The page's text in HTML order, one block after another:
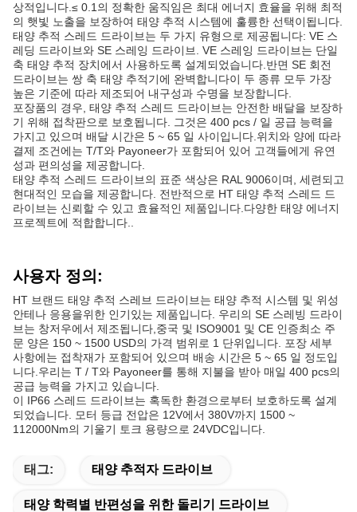
상적입니다.≤ 0.1의 정확한 움직임은 최대 에너지 효율을 위해 최적
의 햇빛 노출을 보장하여 태양 추적 시스템에 훌륭한 선택이됩니다.
태양 추적 스레드 드라이브는 두 가지 유형으로 제공됩니다: VE 스
레딩 드라이브와 SE 스레잉 드라이브. VE 스레잉 드라이브는 단일
축 태양 추적 장치에서 사용하도록 설계되었습니다.반면 SE 회전
드라이브는 쌍 축 태양 추적기에 완벽합니다이 두 종류 모두 가장
높은 기준에 따라 제조되어 내구성과 수명을 보장합니다.
포장품의 경우, 태양 추적 스레드 드라이브는 안전한 배달을 보장하
기 위해 접착판으로 보호됩니다. 그것은 400 pcs / 일 공급 능력을
가지고 있으며 배달 시간은 5 ~ 65 일 사이입니다.위치와 양에 따라
결제 조건에는 T/T와 Payoneer가 포함되어 있어 고객들에게 유연
성과 편의성을 제공합니다.
태양 추적 스레드 드라이브의 표준 색상은 RAL 9006이며, 세련되고
현대적인 모습을 제공합니다. 전반적으로 HT 태양 추적 스레드 드
라이브는 신뢰할 수 있고 효율적인 제품입니다.다양한 태양 에너지
프로젝트에 적합합니다..
사용자 정의:
HT 브랜드 태양 추적 스레브 드라이브는 태양 추적 시스템 및 위성
안테나 응용을위한 인기있는 제품입니다. 우리의 SE 스레빙 드라이
브는 창저우에서 제조됩니다,중국 및 ISO9001 및 CE 인증최소 주
문 양은 150 ~ 1500 USD의 가격 범위로 1 단위입니다. 포장 세부
사항에는 접착재가 포함되어 있으며 배송 시간은 5 ~ 65 일 정도입
니다.우리는 T / T와 Payoneer를 통해 지불을 받아 매일 400 pcs의
공급 능력을 가지고 있습니다.
이 IP66 스레드 드라이브는 혹독한 환경으로부터 보호하도록 설계
되었습니다. 모터 등급 전압은 12V에서 380V까지 1500 ~
112000Nm의 기울기 토크 용량으로 24VDC입니다.
태그: 태양 추적자 드라이브
태양 학력별 반편성을 위한 돌리기 드라이브